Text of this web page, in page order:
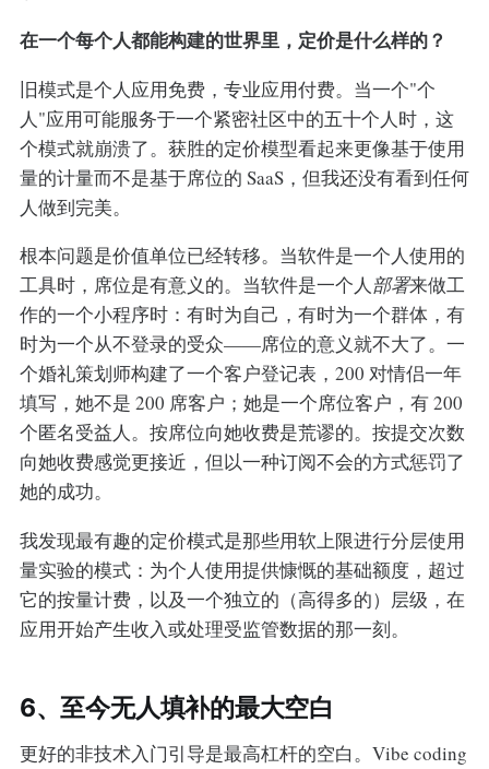
在一个每个人都能构建的世界里，定价是什么样的？
旧模式是个人应用免费，专业应用付费。当一个"个
人"应用可能服务于一个紧密社区中的五十个人时，这
个模式就崩溃了。获胜的定价模型看起来更像基于使用
量的计量而不是基于席位的 SaaS，但我还没有看到任何
人做到完美。
根本问题是价值单位已经转移。当软件是一个人使用的
工具时，席位是有意义的。当软件是一个人 部署来做工
作的一个小程序时：有时为自己，有时为一个群体，有
时为一个从不登录的受众——席位的意义就不大了。一
个婚礼策划师构建了一个客户登记表，200 对情侣一年
填写，她不是 200 席客户；她是一个席位客户，有 200
个匿名受益人。按席位向她收费是荒谬的。按提交次数
向她收费感觉更接近，但以一种订阅不会的方式惩罚了
她的成功。
我发现最有趣的定价模式是那些用软上限进行分层使用
量实验的模式：为个人使用提供慷慨的基础额度，超过
它的按量计费，以及一个独立的（高得多的）层级，在
应用开始产生收入或处理受监管数据的那一刻。
6、至今无人填补的最大空白
更好的非技术入门引导是最高杠杆的空白。Vibe coding